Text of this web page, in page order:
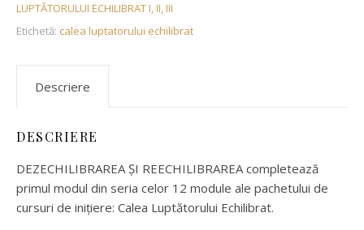
LUPTĂTORULUI ECHILIBRAT I, II, III
Etichetă: calea luptatorului echilibrat
Descriere
DESCRIERE
DEZECHILIBRAREA ȘI REECHILIBRAREA completează
primul modul din seria celor 12 module ale pachetului de
cursuri de inițiere: Calea Luptătorului Echilibrat.